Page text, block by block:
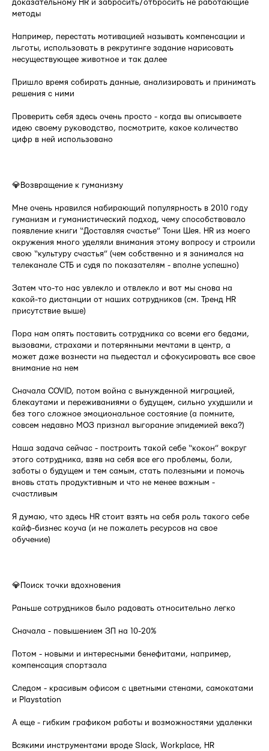
доказательному HR и забросить/отбросить не работающие
методы
Например, перестать мотивацией называть компенсации и
льготы, использовать в рекрутинге задание нарисовать
несуществующее животное и так далее
Пришло время собирать данные, анализировать и принимать
решения с ними
Проверить себя здесь очень просто - когда вы описываете
идею своему руководство, посмотрите, какое количество
цифр в ней использовано
💎Возвращение к гуманизму
Мне очень нравился набирающий популярность в 2010 году
гуманизм и гуманистический подход, чему способствовало
появление книги “Доставляя счастье” Тони Шея. HR из моего
окружения много уделяли внимания этому вопросу и строили
свою “культуру счастья” (чем собственно и я занимался на
телеканале СТБ и судя по показателям - вполне успешно)
Затем что-то нас увлекло и отвлекло и вот мы снова на
какой-то дистанции от наших сотрудников (см. Тренд HR
присутствие выше)
Пора нам опять поставить сотрудника со всеми его бедами,
вызовами, страхами и потерянными мечтами в центр, а
может даже вознести на пьедестал и сфокусировать все свое
внимание на нем
Сначала COVID, потом война с вынужденной миграцией,
блекаутами и переживаниями о будущем, сильно ухудшили и
без того сложное эмоциональное состояние (а помните,
совсем недавно МОЗ признал выгорание эпидемией века?)
Наша задача сейчас - построить такой себе “кокон” вокруг
этого сотрудника, взяв на себя все его проблемы, боли,
заботы о будущем и тем самым, стать полезными и помочь
вновь стать продуктивным и что не менее важным -
счастливым
Я думаю, что здесь HR стоит взять на себя роль такого себе
кайф-бизнес коуча (и не пожалеть ресурсов на свое
обучение)
💎Поиск точки вдохновения
Раньше сотрудников было радовать относительно легко
Сначала - повышением ЗП на 10-20%
Потом - новыми и интересными бенефитами, например,
компенсация спортзала
Следом - красивым офисом с цветными стенами, самокатами
и Playstation
А еще - гибким графиком работы и возможностями удаленки
Всякими инструментами вроде Slack, Workplace, HR